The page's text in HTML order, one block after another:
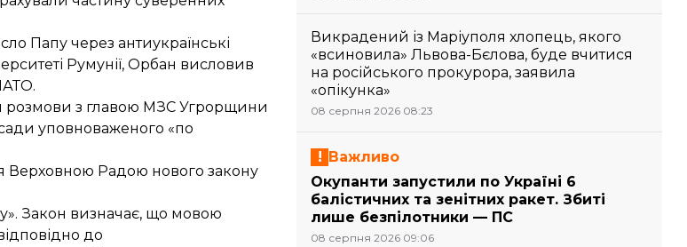
Папу через антиукраїнські
Румунії, Орбан висловив
розмови з главою МЗС Угрорщини
уповноваженого «по
Верховною Радою нового закону
. Закон визначає, що мовою
до
Викрадений із Маріуполя хлопець, якого
«всиновила» Львова-Бєлова, буде вчитися
на російського прокурора, заявила
«опікунка»
08 серпня 2026 08:23
Важливо
Окупанти запустили по Україні 6
балістичних та зенітних ракет. Збиті
лише безпілотники — ПС
08 серпня 2026 09:06